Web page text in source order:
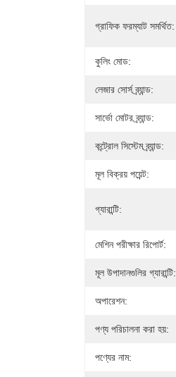
গ্রাফিক ফরম্যাট সমর্থিত:
কুলিং মোড:
লেজার সোর্স ব্র্যান্ড:
সার্ভো মোটর ব্র্যান্ড:
কন্ট্রোল সিস্টেম ব্র্যান্ড:
মূল বিক্রয় পয়েন্ট:
গ্যারান্টি:
মেশিন পরীক্ষার রিপোর্ট:
মূল উপাদানগুলির গ্যারান্টি:
অপারেশন:
পণ্য পরিচালনা করা হয়:
পণ্যের নাম: